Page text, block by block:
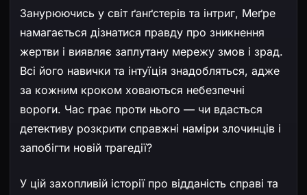
Занурюючись у світ ґанґстерів та інтриг, Меґре
намагається дізнатися правду про зникнення
жертви і виявляє заплутану мережу змов і зрад.
Всі його навички та інтуїція знадобляться, адже
за кожним кроком ховаються небезпечні
вороги. Час грає проти нього — чи вдасться
детективу розкрити справжні наміри злочинців і
запобігти новій трагедії?
У цій захопливій історії про відданість справі та